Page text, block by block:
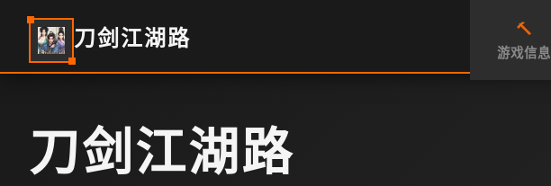
刀剑江湖路 🔨
游戏信息
刀剑江湖路